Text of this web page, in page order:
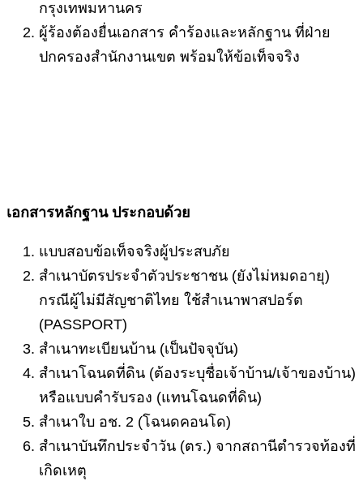
กรุงเทพมหานคร
ผู้ร้องต้องยื่นเอกสาร คำร้องและหลักฐาน ที่ฝ่าย
ปกครองสำนักงานเขต พร้อมให้ข้อเท็จจริง
เอกสารหลักฐาน ประกอบด้วย
แบบสอบข้อเท็จจริงผู้ประสบภัย
สำเนาบัตรประจำตัวประชาชน (ยังไม่หมดอายุ)
กรณีผู้ไม่มีสัญชาติไทย ใช้สำเนาพาสปอร์ต
(PASSPORT)
สำเนาทะเบียนบ้าน (เป็นปัจจุบัน)
สำเนาโฉนดที่ดิน (ต้องระบุชื่อเจ้าบ้าน/เจ้าของบ้าน)
หรือแบบคำรับรอง (แทนโฉนดที่ดิน)
สำเนาใบ อช. 2 (โฉนดคอนโด)
สำเนาบันทึกประจำวัน (ตร.) จากสถานีตำรวจท้องที่
เกิดเหตุ